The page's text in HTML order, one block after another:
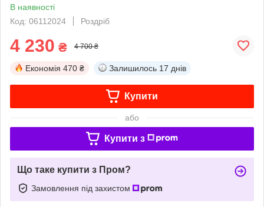
В наявності
Код: 06112024
Роздріб
4 230 ₴ 4 700 ₴
Економія 470 ₴ Залишилось 17 днів
Купити
або
Купити з
Що таке купити з Пром?
Замовлення під захистом